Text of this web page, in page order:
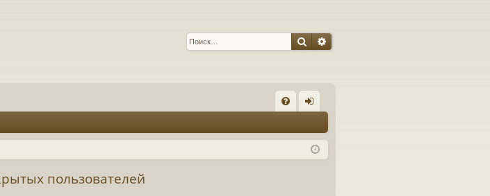
ПоискРасширенный поиск
Q д
пользователей